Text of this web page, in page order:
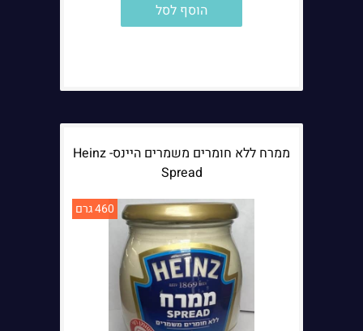
הערות נוספות:
הוסף לסל
ממרח ללא חומרים משמרים היינס- Heinz
Spread
460 גרם